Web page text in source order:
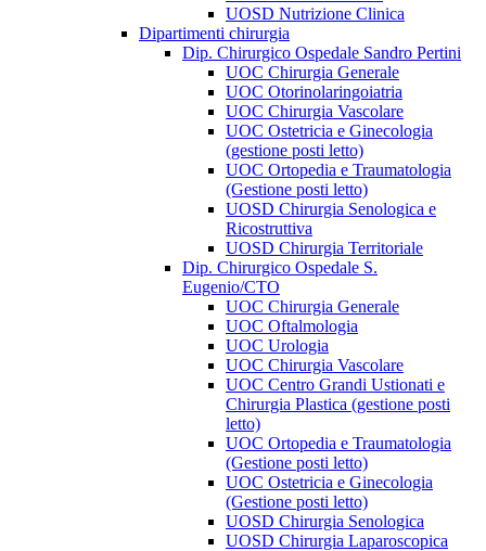
UOSD Nutrizione Clinica
Dipartimenti chirurgia
Dip. Chirurgico Ospedale Sandro Pertini
UOC Chirurgia Generale
UOC Otorinolaringoiatria
UOC Chirurgia Vascolare
UOC Ostetricia e Ginecologia
(gestione posti letto)
UOC Ortopedia e Traumatologia
(Gestione posti letto)
UOSD Chirurgia Senologica e
Ricostruttiva
UOSD Chirurgia Territoriale
Dip. Chirurgico Ospedale S.
Eugenio/CTO
UOC Chirurgia Generale
UOC Oftalmologia
UOC Urologia
UOC Chirurgia Vascolare
UOC Centro Grandi Ustionati e
Chirurgia Plastica (gestione posti
letto)
UOC Ortopedia e Traumatologia
(Gestione posti letto)
UOC Ostetricia e Ginecologia
(Gestione posti letto)
UOSD Chirurgia Senologica
UOSD Chirurgia Laparoscopica